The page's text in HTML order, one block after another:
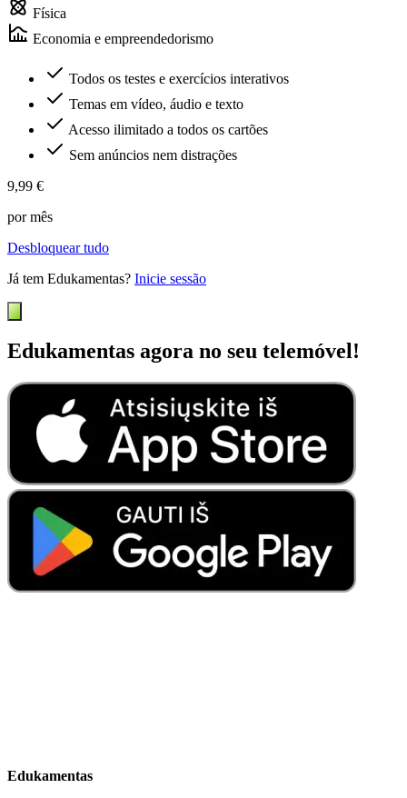
Física
Economia e empreendedorismo
Todos os testes e exercícios interativos
Temas em vídeo, áudio e texto
Acesso ilimitado a todos os cartões
Sem anúncios nem distrações
9,99 €
por mês
Desbloquear tudo
Já tem Edukamentas? Inicie sessão
Edukamentas agora no seu telemóvel!
Edukamentas